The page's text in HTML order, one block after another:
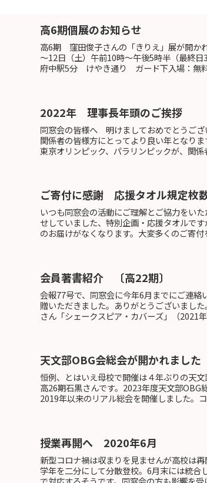
高6期個展のお知らせ
高6期 窪田俊子さんの「きりえ」展が開か
～12日（土）午前10時～午後5時半（最終
府中駅5分 けやき通り ガード下入場：無
2022年 理事長年頭のご挨拶
同窓会の皆様へ 明けましておめでとうご
関係者の皆様方にとってより良い年となり
東京オリンピック、パラリンピックが、関
ご寄付に感謝 応援タオル規定枚
いつも同窓会の活動にご理解とご協力をい
せしていました、特別企画・応援タオルで
のお届けがなくなります。大変多くのご寄
会員著書紹介 〔高22期〕
会報77号で、同窓会に今年6月までにご連
贈いただきました。ありがとうございまし
さん「シェークスピア・カバーズ」（2021
天文部OBG会総会が開かれました
恒例、とはいえ母校で開催は４年ぶりの天
高26期石黒さんです。2023年度天文部
2019年以来のリアル総会を開催しました。
授業再開へ 2020年6月
新型コロナ禍は収まりを見ませんが高校は
学年を二分にして分散登校。6月末には統